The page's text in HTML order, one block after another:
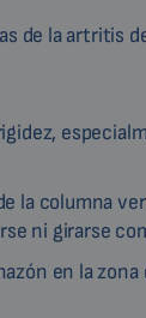
de la artritis
la columna
ni girarse
en la zona